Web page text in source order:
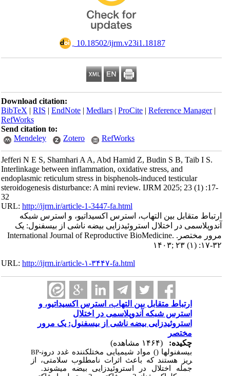
‎ 10.18502/ijrm.v23i1.18187
Download citation:
BibTeX|RIS|EndNote|Medlars|ProCite|Reference Manager
RefWorks
Send citation to:
Mendeley
Zotero RefWorks
Jefferi N E S, Shamhari A A, Abd Hamid Z, Budin S B, Taib I S.
Interlinkage between inflammation, oxidative stress, and
endoplasmic reticulum stress in bisphenols-induced testicular
steroidogenesis disturbance: A mini review. IJRM 2025; 23 (1) :17-
32
URL:http://ijrm.ir/article-1-3447-fa.html
ارتباط متقابل بین التهاب، استرس اکسیداتیو، و استرس شبکه
آندوپلاسمی در اختلال استروئیدزایی بیضه ناشی از بیسفنول: یک
مرور مختصر. International Journal of Reproductive BioMedicine.
۱۴۰۳; ۲۳ (۱) :۱۷-۳۲
URL:http://ijrm.ir/article-۱-۳۴۴۷-fa.html
ارتباط متقابل بین التهاب، استرس اکسیداتیو، و
استرس شبکه آندوپلاسمی در اختلال
استروئیدزایی بیضه ناشی از بیسفنول: یک مرور
مختصر
چکیده:
بیسفنول­ها ( BP ) مواد شیمیایی مختل­کننده غدد درون­
ریز هستند که باعث اثرات نامطلوب سلامتی، از
جمله اختلال در استروئیدزایی بیضه می­شوند.